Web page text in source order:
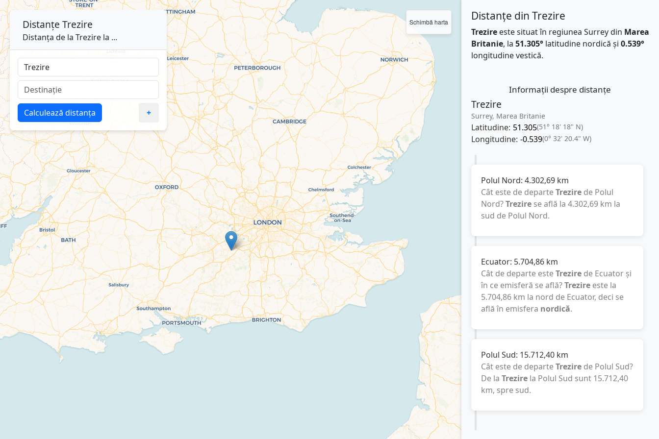
Schimbă harta Distanțe din Trezire
Trezireeste situat în regiunea Surrey din Marea
Britanie, la 51.305°latitudine nordică și 0.539°
longitudine vestică.
Informații despre distanțe
Trezire
Surrey, Marea Britanie
Latitudine: 51.305(51° 18' 18" N)
Longitudine: -0.539(0° 32' 20.4" W)
Polul Nord: 4.302,69 km
Cât este de departeTrezirede Polul
Nord?Trezirese află la 4.302,69 km la
sud de Polul Nord.
Ecuator: 5.704,86 km
Cât de departe esteTrezirede Ecuator și
în ce emisferă se află?Trezireeste la
5.704,86 km la nord de Ecuator, deci se
află în emisfera nordică.
Polul Sud: 15.712,40 km
Cât este de departeTrezirede Polul Sud?
De la Trezirela Polul Sud sunt 15.712,40
km, spre sud.
Distanțe Trezire
Distanța de la Trezire la ...
Calculează distanța +